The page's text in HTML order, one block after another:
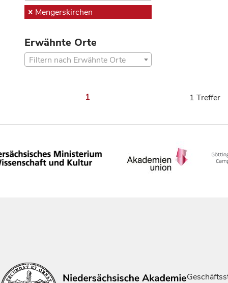
Mengerskirchen
Erwähnte Orte
Filtern nach Erwähnte Orte
1 1 Treffer